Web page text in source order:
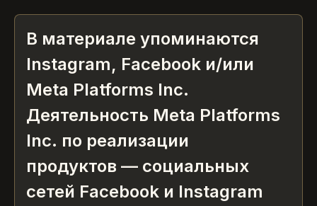
В материале упоминаются
Instagram, Facebook и/или
Meta Platforms Inc.
Деятельность Meta Platforms
Inc. по реализации
продуктов — социальных
сетей Facebook и Instagram